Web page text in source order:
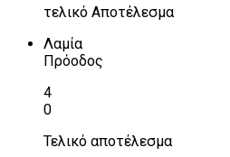
τελικό Αποτέλεσμα
Λαμία
Πρόοδος
4
0
Τελικό αποτέλεσμα